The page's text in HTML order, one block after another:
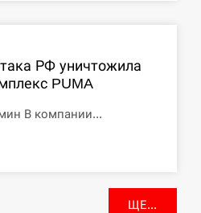
РФ уничтожила
PUMA
В компании...
ЩЕ...